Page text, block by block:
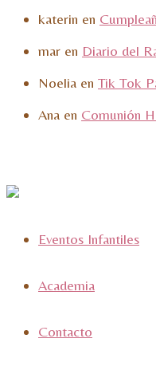
katerin en
mar en Diario del
Noelia en Tik Tok
Ana en Comunión
Eventos Infantiles
Academia
Contacto